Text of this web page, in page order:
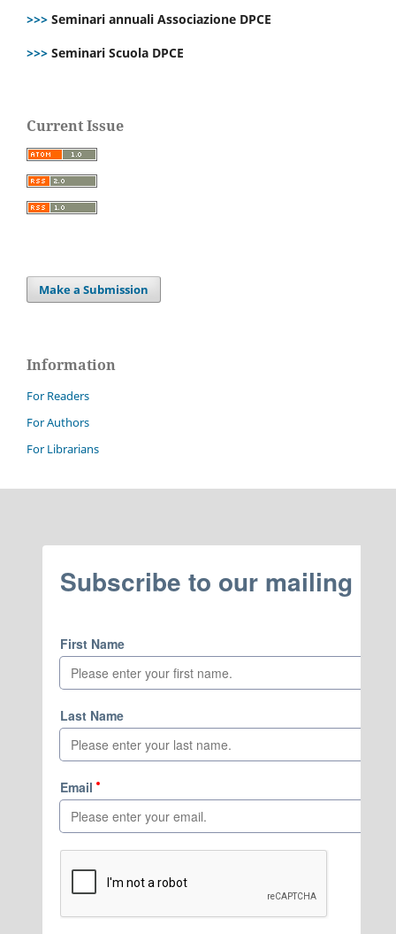
>>> Seminari annuali Associazione DPCE
>>> Seminari Scuola DPCE
Current Issue
Make a Submission
Information
For Readers
For Authors
For Librarians